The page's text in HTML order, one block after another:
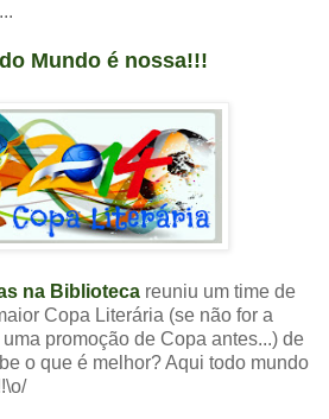
Mundo é nossa!!!
na Biblioteca reuniu um time de
Copa Literária (se não for a
promoção de Copa antes...) de
o que é melhor? Aqui todo mundo